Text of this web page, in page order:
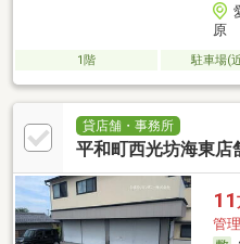
原
1階 駐車場(
貸店舗・事務所
平和町西光坊海東店
11
管